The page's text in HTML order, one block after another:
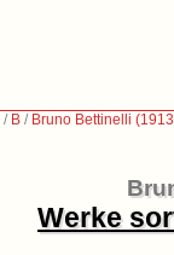
/ B / Bruno Bettinelli
Werke